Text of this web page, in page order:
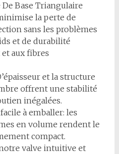
Base Triangulaire
la perte de
sans les problèmes
et de durabilité
et aux fibres
et la structure
offrent une stabilité
inégalées.
à emballer: les
en volume rendent le
compact.
valve intuitive et